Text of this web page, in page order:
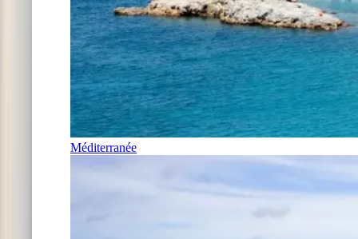
Méditerranée